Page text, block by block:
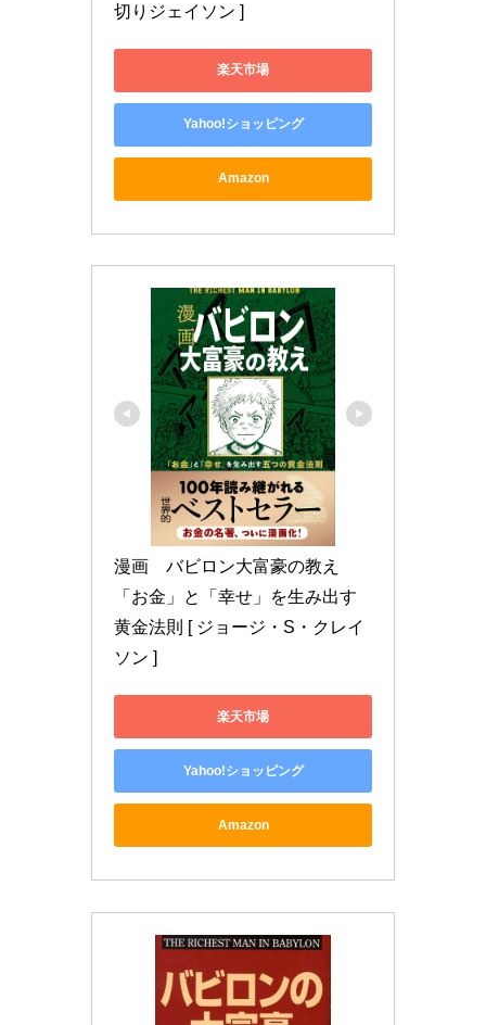
切りジェイソン ]
楽天市場
Yahoo!ショッピング
Amazon
漫画　バビロン大富豪の教え
「お金」と「幸せ」を生み出す
黄金法則 [ ジョージ・S・クレイ
ソン ]
楽天市場
Yahoo!ショッピング
Amazon